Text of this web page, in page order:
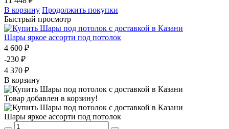
В корзину Продолжить покупки
Быстрый просмотр
Шары яркое ассорти под потолок
4 600 ₽
-230 ₽
4 370 ₽
В корзину
Товар добавлен в корзину!
Шары яркое ассорти под потолок